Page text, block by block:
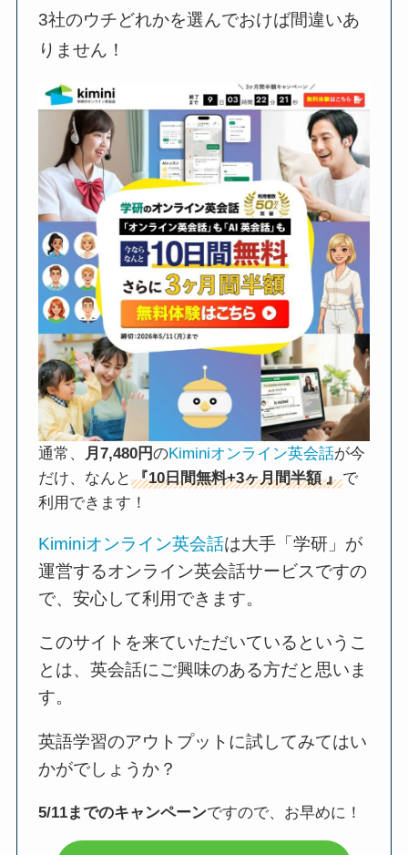
3社のウチどれかを選んでおけば間違いあ
りません！
通常、 月7,480円のKiminiオンライン英会話が今
だけ、なんと『10日間無料+3ヶ月間半額 』で
利用できます！
Kiminiオンライン英会話は大手「学研」が
運営するオンライン英会話サービスですの
で、安心して利用できます。
このサイトを来ていただいているというこ
とは、英会話にご興味のある方だと思いま
す。
英語学習のアウトプットに試してみてはい
かがでしょうか？
5/11までのキャンペーンですので、お早めに！